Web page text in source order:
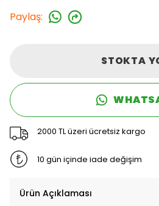
Paylaş:
STOKTA
2000 TL üzeri ücretsiz kargo
10 gün içinde iade değişim
Ürün Açıklaması